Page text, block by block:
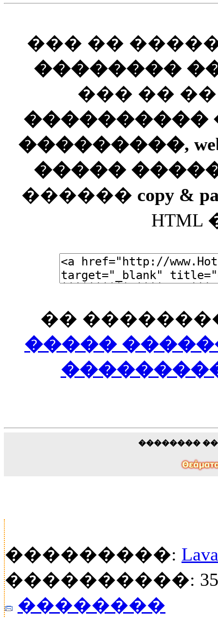
��� ��
��������
��� ��
����������
���������,
�����
������ copy &
��
�����
��������
���������:
����������:
��������